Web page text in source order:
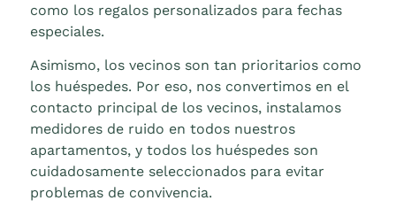
como los regalos personalizados para fechas
especiales.
Asimismo, los vecinos son tan prioritarios como
los huéspedes. Por eso, nos convertimos en el
contacto principal de los vecinos, instalamos
medidores de ruido en todos nuestros
apartamentos, y todos los huéspedes son
cuidadosamente seleccionados para evitar
problemas de convivencia.